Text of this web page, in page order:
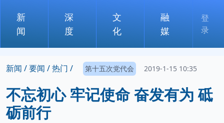
新
闻
深
度
文
化
融
媒
登
录
新闻 /要闻 /热门 / 第十五次党代会 2019-1-15 10:35
不忘初心 牢记使命 奋发有为 砥
砺前行